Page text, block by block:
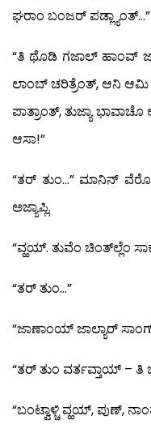
ಘರಾಂ ಬಂಜರ್ ಪಡ್ಲ್ಯಾಂತ್…”
“ತಿ ಥೊಡಿ ಗಜಾಲ್ ಹಾಂವ್
ಲಾಂಬ್ ಚರಿತ್ರೆಂತ್, ಆನಿ ಆಮಿ –
ಪಾತ್ರಾಂತ್, ತುಜ್ಯಾ
ಆಸಾ!”
“ತರ್ ತುಂ…” ಮಾನಿನ್
ಅಜ್ಯಾಪ್ಲಿ.
“ವ್ಹಯ್. ತುವೆಂ ಚಿಂತ್‍ಲ್ಲೆಂ
“ತರ್ ತುಂ…”
“ಜಾಣಾಂಯ್ ಜಾಲ್ಯಾರ್
“ತರ್ ತುಂ ವರ್ತವ್ತಾಯ್ – ತಿ
“ಬಂಟ್ವಾಳ್ಚಿ ವ್ಹಯ್, ಪುಣ್,